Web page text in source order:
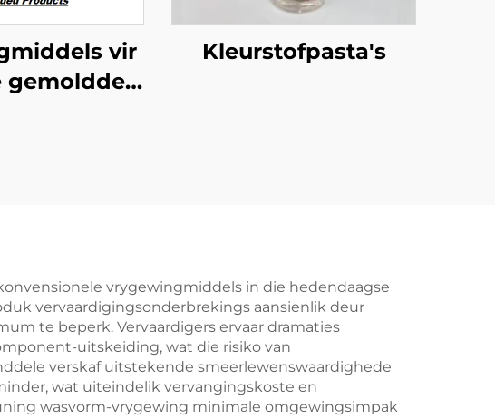
vir
gemoldde
Kleurstofpasta's
vrygewingmiddels in die hedendaagse
vervaardigingsonderbrekings aansienlik deur
te beperk. Vervaardigers ervaar dramaties
uitskeiding, wat die risiko van
verskaf uitstekende smeerlewenswaardighede
wat uiteindelik vervangingskoste en
wasvorm-vrygewing minimale omgewingsimpak